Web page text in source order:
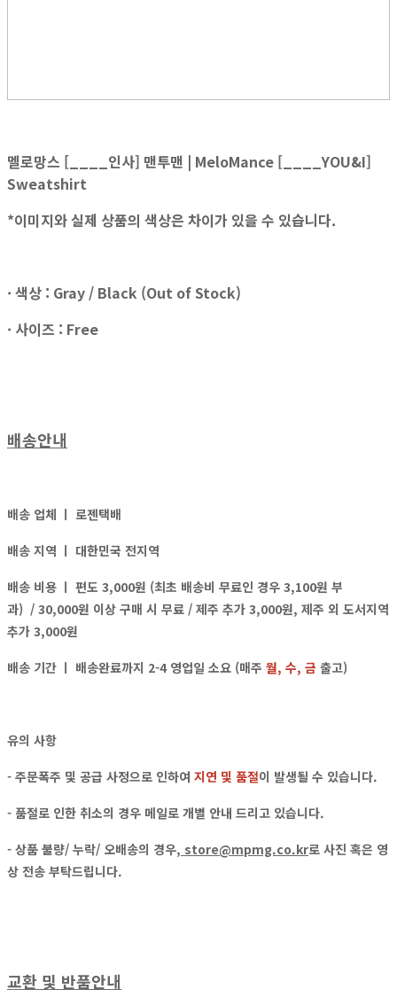
멜로망스 [____인사] 맨투맨 | MeloMance [____YOU&I]
Sweatshirt
*이미지와 실제 상품의 색상은 차이가 있을 수 있습니다.
· 색상 : Gray / Black (Out of Stock)
· 사이즈 : Free
배송안내
배송 업체 ㅣ 로젠택배
배송 지역 ㅣ 대한민국 전지역
배송 비용 ㅣ 편도 3,000원 (최초 배송비 무료인 경우 3,100원 부
과) / 30,000원 이상 구매 시 무료 / 제주 추가 3,000원, 제주 외 도서지역
추가 3,000원
배송 기간 ㅣ 배송완료까지 2-4 영업일 소요 (매주 월, 수, 금 출고)
유의 사항
- 주문폭주 및 공급 사정으로 인하여 지연 및 품절이 발생될 수 있습니다.
- 품절로 인한 취소의 경우 메일로 개별 안내 드리고 있습니다.
- 상품 불량/ 누락/ 오배송의 경우, store@mpmg.co.kr로 사진 혹은 영
상 전송 부탁드립니다.
교환 및 반품안내